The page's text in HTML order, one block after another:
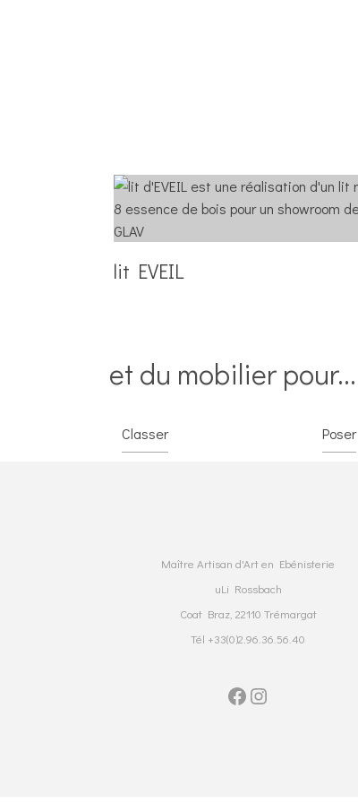
Poser
Travailler
Ranger
Dormir
Presse
Contact
lit EVEIL
et du mobilier pour...
Classer Poser
Maître Artisan d'Art en Ebénisterie
uLi Rossbach
Coat Braz, 22110 Trémargat
Tél +33(0)2.96.36.56.40